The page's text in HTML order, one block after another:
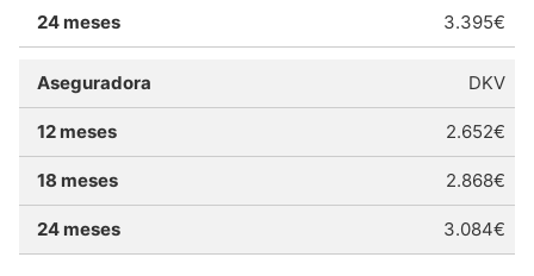
3.395€
DKV
2.652€
2.868€
3.084€